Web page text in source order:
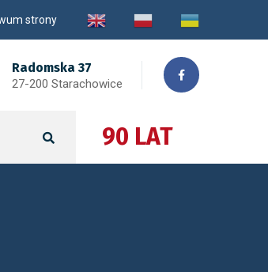
strony
Radomska 37
27-200 Starachowice
90 LAT